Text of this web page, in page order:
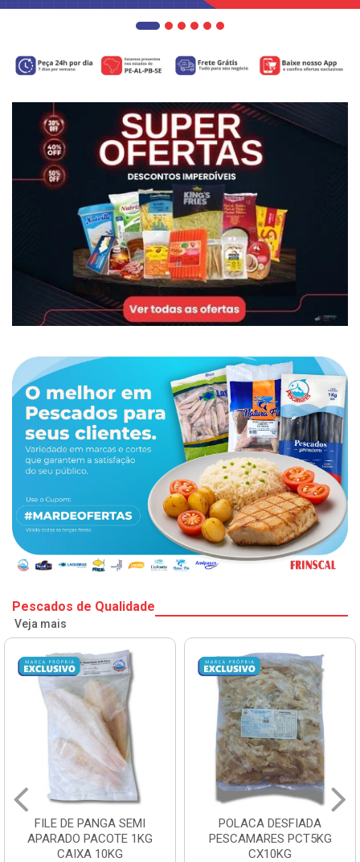
Pescados de Qualidade
Veja mais
FILE DE PANGA SEMI
APARADO PACOTE 1KG
CAIXA 10KG
POLACA DESFIADA
PESCAMARES PCT5KG
CX10KG